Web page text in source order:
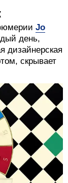
Jo
день,
дизайнерская
скрывает